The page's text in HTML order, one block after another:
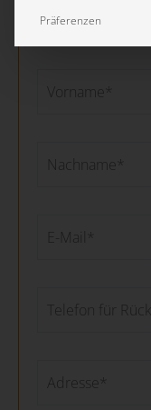
Präferenzen